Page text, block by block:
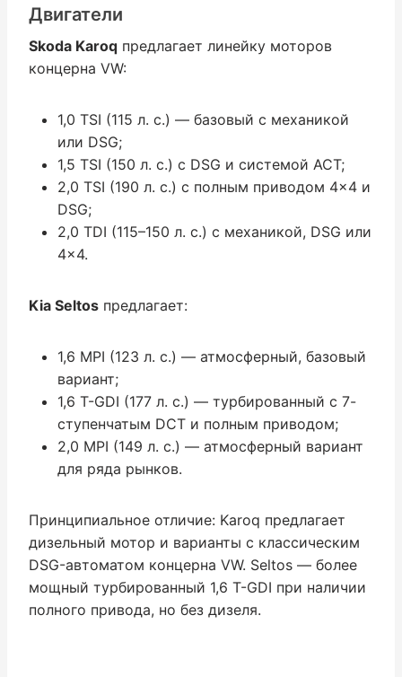
Двигатели
Skoda Karoq предлагает линейку моторов
концерна VW:
1,0 TSI (115 л. с.) — базовый с механикой
или DSG;
1,5 TSI (150 л. с.) с DSG и системой ACT;
2,0 TSI (190 л. с.) с полным приводом 4×4 и
DSG;
2,0 TDI (115–150 л. с.) с механикой, DSG или
4×4.
Kia Seltos предлагает:
1,6 MPI (123 л. с.) — атмосферный, базовый
вариант;
1,6 T-GDI (177 л. с.) — турбированный с 7-
ступенчатым DCT и полным приводом;
2,0 MPI (149 л. с.) — атмосферный вариант
для ряда рынков.
Принципиальное отличие: Karoq предлагает
дизельный мотор и варианты с классическим
DSG-автоматом концерна VW. Seltos — более
мощный турбированный 1,6 T-GDI при наличии
полного привода, но без дизеля.